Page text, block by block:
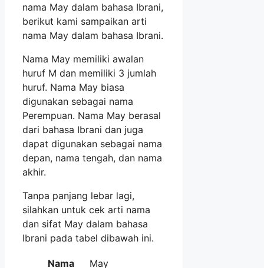
nama May dalam bahasa Ibrani,
berikut kami sampaikan arti
nama May dalam bahasa Ibrani.
Nama May memiliki awalan
huruf M dan memiliki 3 jumlah
huruf. Nama May biasa
digunakan sebagai nama
Perempuan. Nama May berasal
dari bahasa Ibrani dan juga
dapat digunakan sebagai nama
depan, nama tengah, dan nama
akhir.
Tanpa panjang lebar lagi,
silahkan untuk cek arti nama
dan sifat May dalam bahasa
Ibrani pada tabel dibawah ini.
Nama
May